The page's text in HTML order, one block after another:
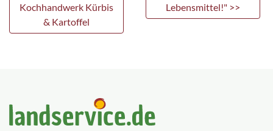
Kochhandwerk Kürbis
& Kartoffel
Lebensmittel!" >>